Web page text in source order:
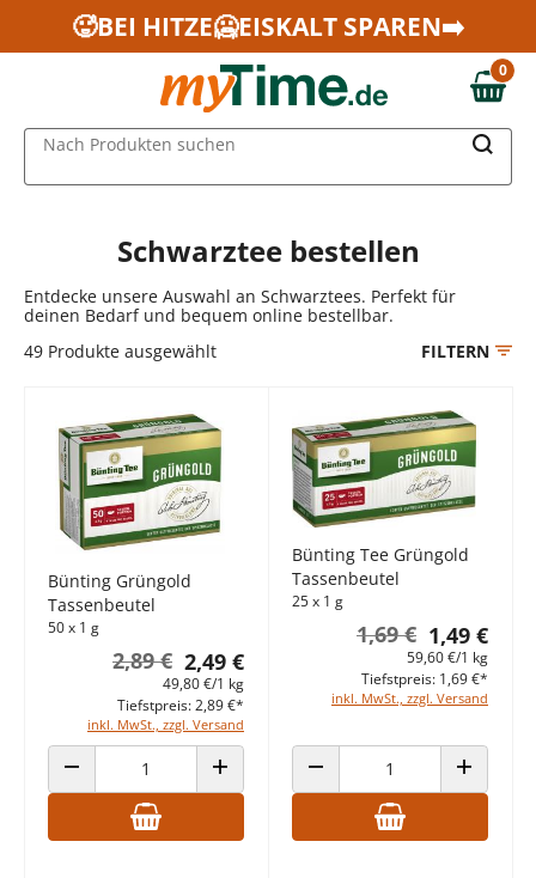
Zum Hauptinhalt springen
Zur Navigation springen
Zur Suche springen
🥵BEI HITZE🥶EISKALT SPAREN➡️
0,00 €
0
Nach Produkten suchen
Schwarztee bestellen
Entdecke unsere Auswahl an Schwarztees. Perfekt für
deinen Bedarf und bequem online bestellbar.
49 Produkte ausgewählt FILTERN
Bünting Grüngold
Tassenbeutel
50 x 1 g
2,49 €
2,89 €
49,80 €/1 kg
inkl. MwSt., zzgl. Versand
Tiefstpreis: 2,89 €*
ANZAHL VERRINGERN ANZAHL ERHÖHEN
Bünting Tee Grüngold
Tassenbeutel
25 x 1 g
1,49 €
1,69 €
59,60 €/1 kg
inkl. MwSt., zzgl. Versand
Tiefstpreis: 1,69 €*
ANZAHL VERRINGERN ANZAHL